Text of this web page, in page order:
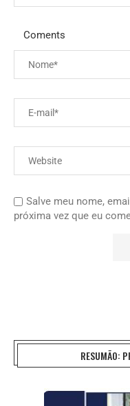
Coments
Salve meu nome,
próxima vez que eu
RESUMÃO: